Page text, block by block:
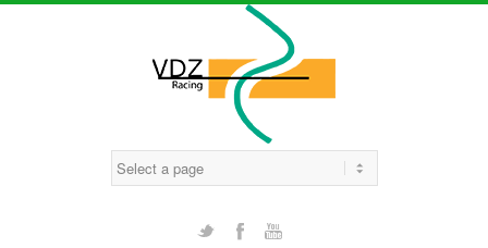
TwitterFacebook